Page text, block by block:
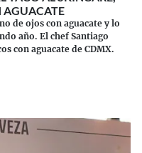
AGUACATE
de ojos con aguacate y lo
año. El chef Santiago
con aguacate de CDMX.